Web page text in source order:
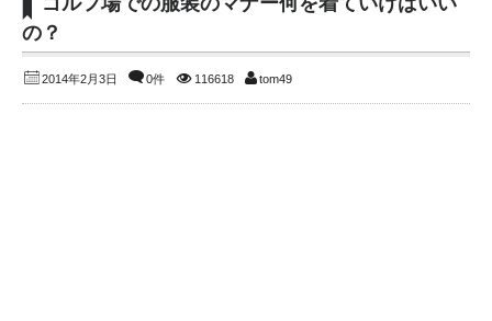
の？
2014年2月3日 0件 116618 tom49